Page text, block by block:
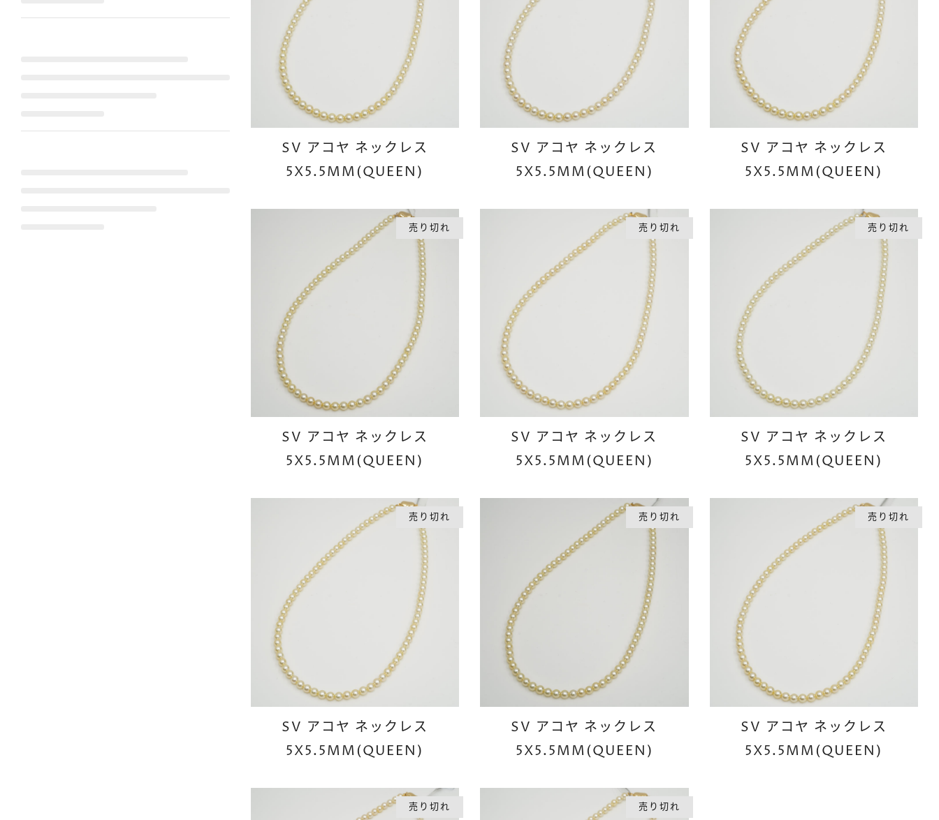
SV アコヤ ネックレス
5X5.5MM(QUEEN)
SV アコヤ ネックレス
5X5.5MM(QUEEN)
SV アコヤ ネックレス
5X5.5MM(QUEEN)
売り切れ
SV アコヤ ネックレス
5X5.5MM(QUEEN)
売り切れ
SV アコヤ ネックレス
5X5.5MM(QUEEN)
売り切れ
SV アコヤ ネックレス
5X5.5MM(QUEEN)
売り切れ
SV アコヤ ネックレス
5X5.5MM(QUEEN)
売り切れ
SV アコヤ ネックレス
5X5.5MM(QUEEN)
売り切れ
SV アコヤ ネックレス
5X5.5MM(QUEEN)
売り切れ 売り切れ